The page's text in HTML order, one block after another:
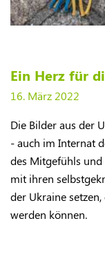
Ein Herz für
16. März 2022
Die Bilder aus der
- auch im Internat
des Mitgefühls
mit ihren
der Ukraine
werden können.